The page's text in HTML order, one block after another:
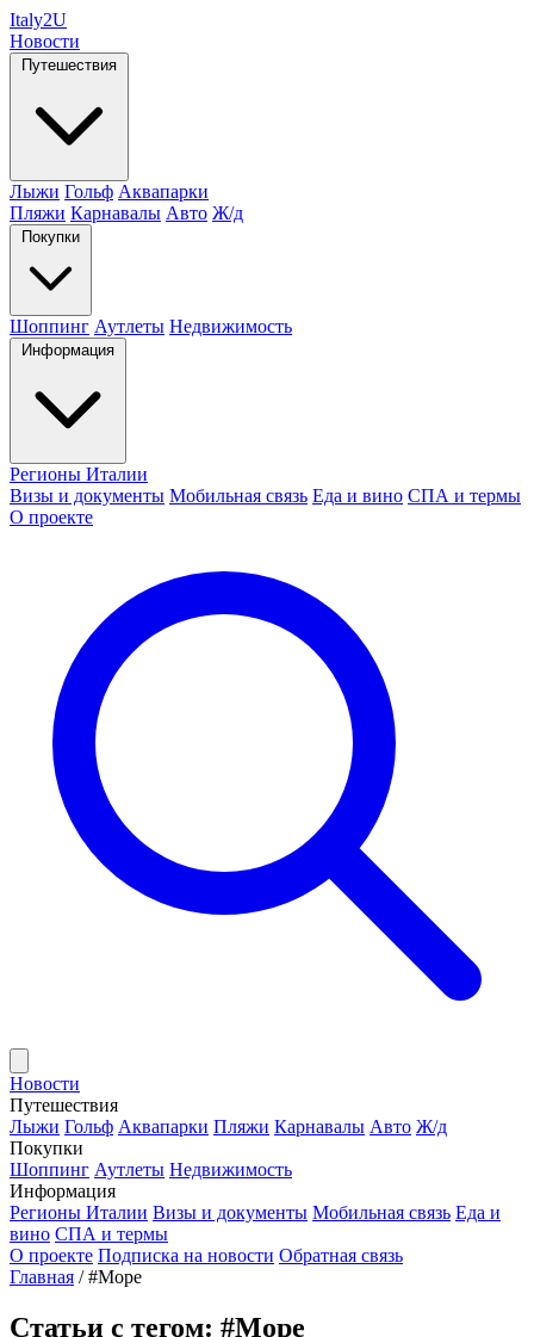
Italy2U
Новости
Путешествия
Лыжи Гольф Аквапарки
Пляжи Карнавалы Авто Ж/д
Покупки
Шоппинг Аутлеты Недвижимость
Информация
Регионы Италии
Визы и документы Мобильная связь Еда и вино СПА и термы
О проекте
Новости
Путешествия
Лыжи Гольф Аквапарки Пляжи Карнавалы Авто Ж/д
Покупки
Шоппинг Аутлеты Недвижимость
Информация
Регионы Италии Визы и документы Мобильная связь Еда и
вино СПА и термы
О проекте Подписка на новости Обратная связь
Главная / #Море
Статьи с тегом: #Море